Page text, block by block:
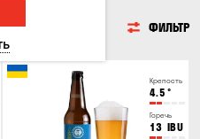
ФИЛЬТР
Крепость
4.5 °
Горечь
13 IBU